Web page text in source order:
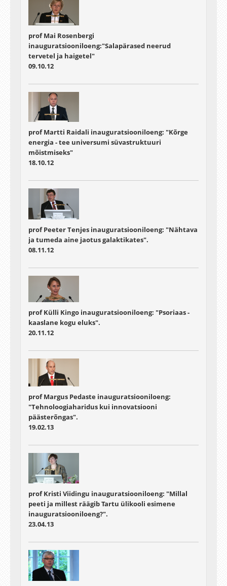
prof Mai Rosenbergi
inauguratsiooniloeng:"Salapärased neerud
tervetel ja haigetel"
09.10.12
prof Martti Raidali inauguratsiooniloeng: "Kõrge
energia - tee universumi süvastruktuuri
mõistmiseks"
18.10.12
prof Peeter Tenjes inauguratsiooniloeng: "Nähtava
ja tumeda aine jaotus galaktikates".
08.11.12
prof Külli Kingo inauguratsiooniloeng: "Psoriaas -
kaaslane kogu eluks".
20.11.12
prof Margus Pedaste inauguratsiooniloeng:
"Tehnoloogiaharidus kui innovatsiooni
päästerõngas".
19.02.13
prof Kristi Viidingu inauguratsiooniloeng: "Millal
peeti ja millest räägib Tartu ülikooli esimene
inauguratsiooniloeng?".
23.04.13